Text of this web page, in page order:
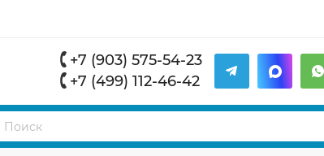
+7 (903) 575-54-23
+7 (499) 112-46-42